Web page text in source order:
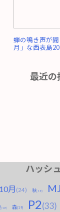
蝉の鳴き声が
月」な西表島
最近の
ハッシ
10月 (24) 秋(18)
(18) 森(19) P2(33)